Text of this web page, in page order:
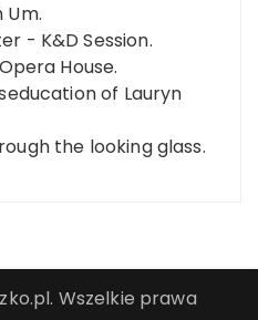
Um.
- K&D Session.
House.
of Lauryn
the looking glass.
Wszelkie prawa